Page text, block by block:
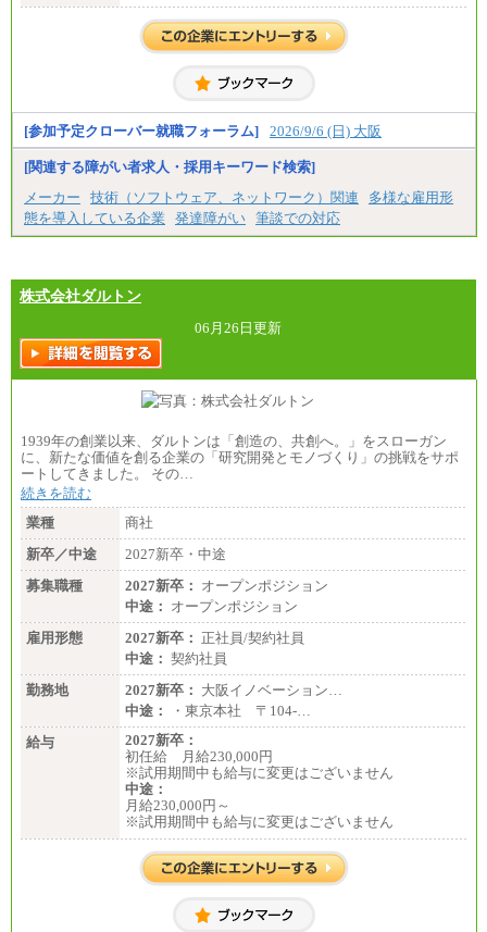
大学・高専卒（月給）275,000円
※試用期間中も給与に変更はございません。
[参加予定クローバー就職フォーラム] 2026/9/6 (日) 大阪
[関連する障がい者求人・採用キーワード検索]
メーカー
技術（ソフトウェア、ネットワーク）関連
多様な雇用形
態を導入している企業
発達障がい 筆談での対応
株式会社ダルトン
06月26日更新
1939年の創業以来、ダルトンは「創造の、共創へ。」をスローガン
に、新たな価値を創る企業の「研究開発とモノづくり」の挑戦をサポ
ートしてきました。 その…
続きを読む
業種
商社
新卒／中途
2027新卒・中途
募集職種
2027新卒： オープンポジション
中途： オープンポジション
雇用形態
2027新卒： 正社員/契約社員
中途： 契約社員
勤務地
2027新卒： 大阪イノベーション…
中途：
・東京本社 〒104‐…
給与
2027新卒：
初任給 月給230,000円
※試用期間中も給与に変更はございません
中途：
月給230,000円～
※試用期間中も給与に変更はございません